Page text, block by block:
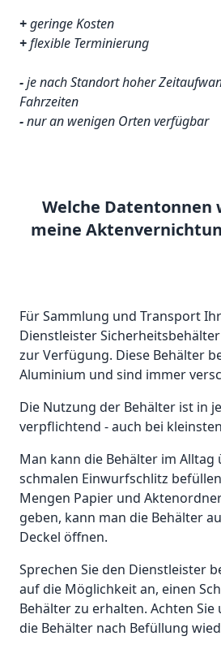
+geringe Kosten
+flexible Terminierung
-je nach Standort hoher
Fahrzeiten
-nur an wenigen Orten verfügbar
Welche Datentonnen
meine
Für Sammlung und Transport
Dienstleister
zur Verfügung. Diese Behälter
Aluminium und sind immer
Die Nutzung der Behälter ist in
verpflichtend - auch bei
Man kann die Behälter im Alltag
schmalen Einwurfschlitz
Mengen Papier und
geben, kann man die Behälter
Deckel öffnen.
Sprechen Sie den Dienstleister
auf die Möglichkeit an, einen
Behälter zu erhalten. Achten
die Behälter nach Befüllung